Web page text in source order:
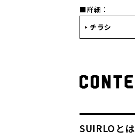
■詳細：
チラシ
SUIRLOとは